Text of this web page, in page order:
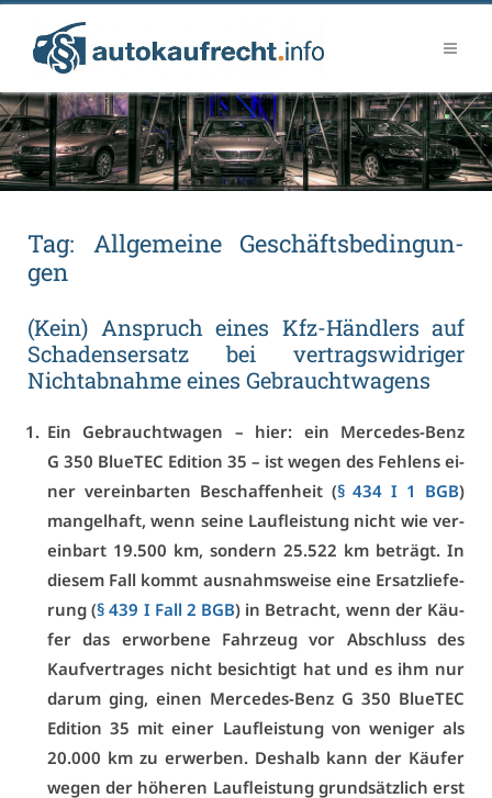
Tag: All­ge­mei­ne Ge­schäfts­be­din­gun­
gen
(Kein) An­spruch ei­nes Kfz-Händ­lers auf
Scha­dens­er­satz bei ver­trags­wid­ri­ger
Nicht­ab­nah­me ei­nes Ge­braucht­wa­gens
Ein Ge­braucht­wa­gen – hier: ein Mer­ce­des-Benz
G 350 Blu­e­TEC Edi­ti­on 35 – ist we­gen des Feh­lens ei­
ner ver­ein­bar­ten Be­schaf­fen­heit (§ 434 I 1 BGB)
man­gel­haft, wenn sei­ne Lauf­leis­tung nicht wie ver­
ein­bart 19.500 km, son­dern 25.522 km be­trägt. In
die­sem Fall kommt aus­nahms­wei­se ei­ne Er­satz­lie­fe­
rung (§ 439 I Fall 2 BGB) in Be­tracht, wenn der Käu­
fer das er­wor­be­ne Fahr­zeug vor Ab­schluss des
Kauf­ver­tra­ges nicht be­sich­tigt hat und es ihm nur
dar­um ging, ei­nen Mer­ce­des-Benz G 350 Blu­e­TEC
Edi­ti­on 35 mit ei­ner Lauf­leis­tung von we­ni­ger als
20.000 km zu er­wer­ben. Des­halb kann der Käu­fer
we­gen der hö­he­ren Lauf­leis­tung grund­sätz­lich erst